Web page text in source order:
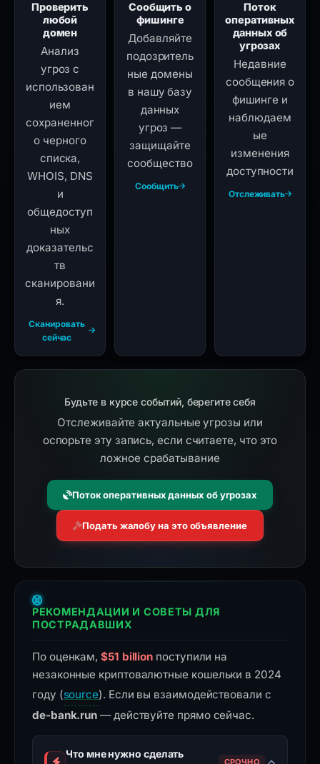
Проверить
любой
домен
Анализ
угроз с
использован
ием
сохраненног
о черного
списка,
WHOIS, DNS
и
общедоступ
ных
доказательс
тв
сканировани
я.
Сканировать
сейчас
Сообщить о
фишинге
Добавляйте
подозритель
ные домены
в нашу базу
данных
угроз —
защищайте
сообщество
Сообщить
Поток
оперативных
данных об
угрозах
Недавние
сообщения о
фишинге и
наблюдаем
ые
изменения
доступности
Отслеживать
Будьте в курсе событий, берегите себя
Отслеживайте актуальные угрозы или
оспорьте эту запись, если считаете, что это
ложное срабатывание
Поток оперативных данных об угрозах
Подать жалобу на это объявление
РЕКОМЕНДАЦИИ И СОВЕТЫ ДЛЯ
ПОСТРАДАВШИХ
По оценкам,$51 billion поступили на
незаконные криптовалютные кошельки в 2024
году (source). Если вы взаимодействовали с
de-bank.run — действуйте прямо сейчас.
Что мне нужно сделать
СРОЧНО